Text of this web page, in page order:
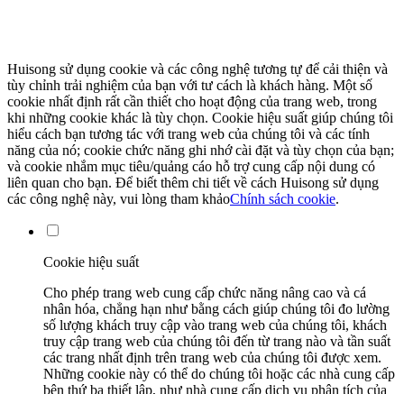
Huisong sử dụng cookie và các công nghệ tương tự để cải thiện và
tùy chỉnh trải nghiệm của bạn với tư cách là khách hàng. Một số
cookie nhất định rất cần thiết cho hoạt động của trang web, trong
khi những cookie khác là tùy chọn. Cookie hiệu suất giúp chúng tôi
hiểu cách bạn tương tác với trang web của chúng tôi và các tính
năng của nó; cookie chức năng ghi nhớ cài đặt và tùy chọn của bạn;
và cookie nhắm mục tiêu/quảng cáo hỗ trợ cung cấp nội dung có
liên quan cho bạn. Để biết thêm chi tiết về cách Huisong sử dụng
các công nghệ này, vui lòng tham khảoChính sách cookie.
Cookie hiệu suất
Cho phép trang web cung cấp chức năng nâng cao và cá
nhân hóa, chẳng hạn như bằng cách giúp chúng tôi đo lường
số lượng khách truy cập vào trang web của chúng tôi, khách
truy cập trang web của chúng tôi đến từ trang nào và tần suất
các trang nhất định trên trang web của chúng tôi được xem.
Những cookie này có thể do chúng tôi hoặc các nhà cung cấp
bên thứ ba thiết lập, như nhà cung cấp dịch vụ phân tích của